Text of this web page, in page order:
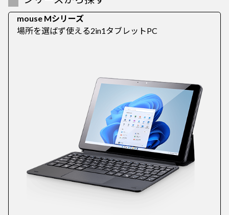
mouse Mシリーズ
場所を選ばず使える2in1タブレットPC